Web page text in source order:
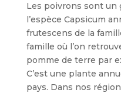
Les poivrons sont un
l’espèce Capsicum
frutescens de la
famille où l’on
pomme de terre par
C’est une plante
pays. Dans nos